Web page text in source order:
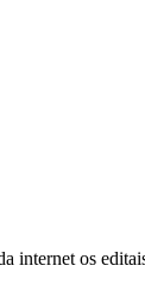
internet os